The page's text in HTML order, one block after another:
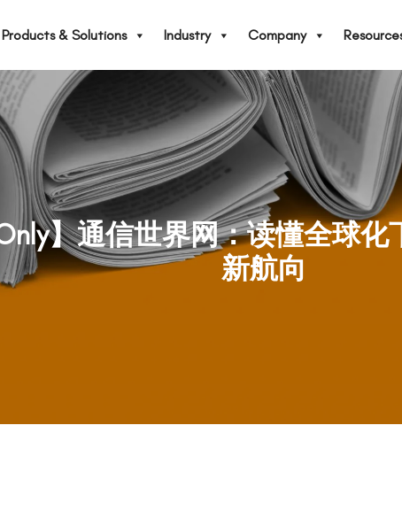
Products & Solutions Industry Company
Only】通信世界网：读懂全球
新航向